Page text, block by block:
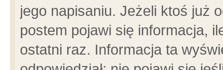
jego napisaniu. Jeżeli ktoś już
postem pojawi się informacja,
ostatni raz. Informacja ta